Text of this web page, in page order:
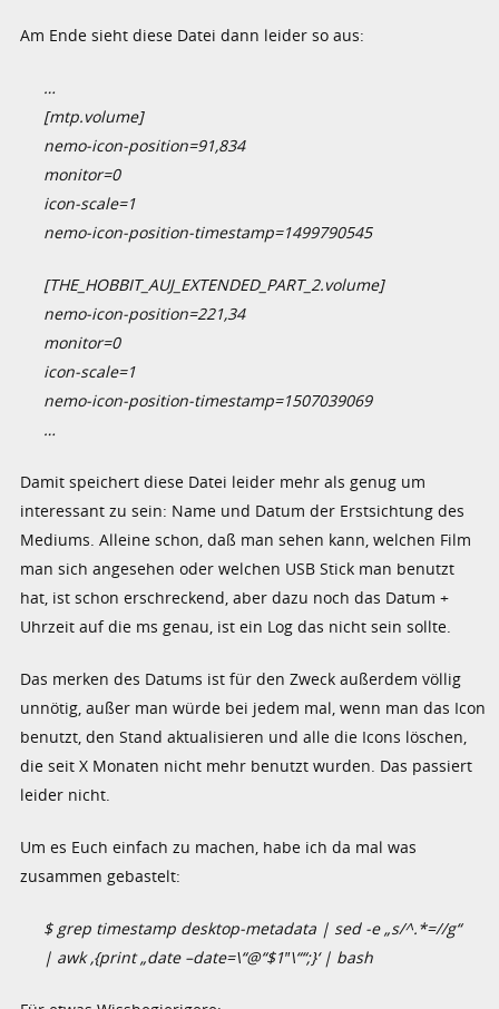
Am Ende sieht diese Datei dann leider so aus:
…
[mtp.volume]
nemo-icon-position=91,834
monitor=0
icon-scale=1
nemo-icon-position-timestamp=1499790545
[THE_HOBBIT_AUJ_EXTENDED_PART_2.volume]
nemo-icon-position=221,34
monitor=0
icon-scale=1
nemo-icon-position-timestamp=1507039069
…
Damit speichert diese Datei leider mehr als genug um
interessant zu sein: Name und Datum der Erstsichtung des
Mediums. Alleine schon, daß man sehen kann, welchen Film
man sich angesehen oder welchen USB Stick man benutzt
hat, ist schon erschreckend, aber dazu noch das Datum +
Uhrzeit auf die ms genau, ist ein Log das nicht sein sollte.
Das merken des Datums ist für den Zweck außerdem völlig
unnötig, außer man würde bei jedem mal, wenn man das Icon
benutzt, den Stand aktualisieren und alle die Icons löschen,
die seit X Monaten nicht mehr benutzt wurden. Das passiert
leider nicht.
Um es Euch einfach zu machen, habe ich da mal was
zusammen gebastelt:
$ grep timestamp desktop-metadata | sed -e „s/^.*=//g“
| awk ‚{print „date –date=\“@“$1″\““;}‘ | bash